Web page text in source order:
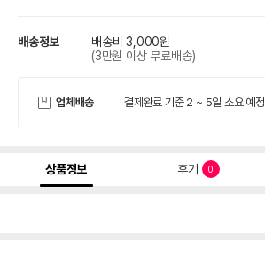
배송정보
배송비 3,000원
(3만원 이상 무료배송)
업체배송 결제완료 기준 2 ~ 5일 소요 예정
상품정보 후기 0